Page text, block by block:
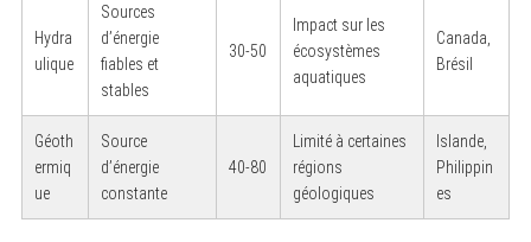
Hydra
ulique
Sources
d’énergie
fiables et
stables
30-50
Impact sur les
écosystèmes
aquatiques
Canada,
Brésil
Géoth
ermiq
ue
Source
d’énergie
constante
40-80
Limité à certaines
régions
géologiques
Islande,
Philippin
es